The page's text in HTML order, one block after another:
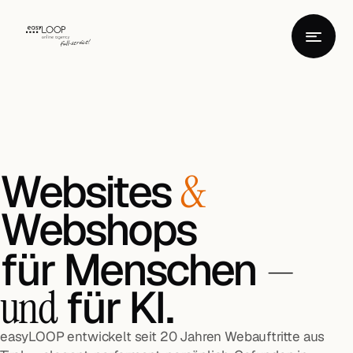
Websites&
Webshops
für Menschen —
undfür KI.
easyLOOP entwickelt seit 20 Jahren Webauftritte aus